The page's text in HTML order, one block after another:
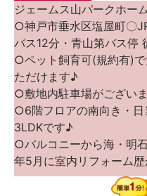
ジェームス山パークホー
○神戸市垂水区塩屋町〇
バス12分・青山第バス停
○ペット飼育可(規約有)
ただけます♪
○敷地内駐車場がござい
○6階フロアの南向き・日
3LDKです♪
○バルコニーから海・明
年5月に室内リフォーム